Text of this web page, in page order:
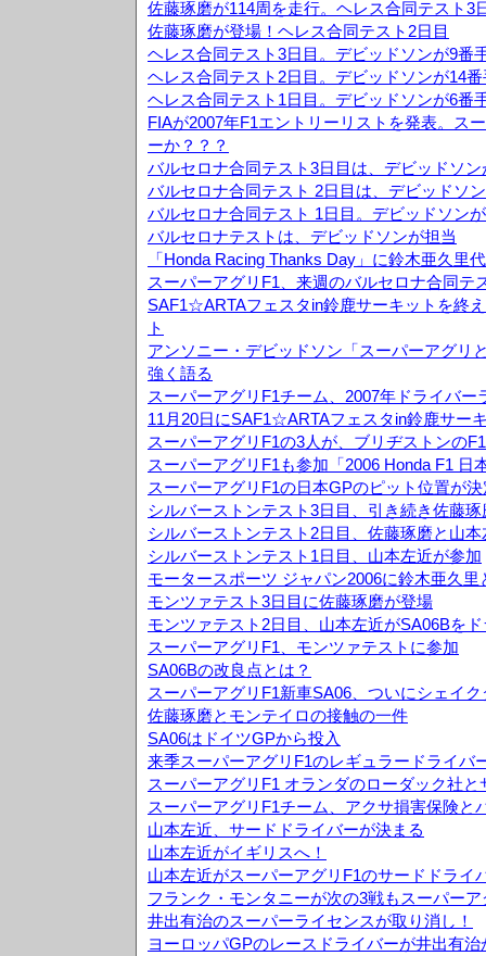
佐藤琢磨が114周を走行。ヘレス合同テスト3
佐藤琢磨が登場！ヘレス合同テスト2日目
ヘレス合同テスト3日目。デビッドソンが9番
ヘレス合同テスト2日目。デビッドソンが14
ヘレス合同テスト1日目。デビッドソンが6番
FIAが2007年F1エントリーリストを発表。ス
ーか？？？
バルセロナ合同テスト3日目は、デビッドソン
バルセロナ合同テスト 2日目は、デビッドソ
バルセロナ合同テスト 1日目。デビッドソン
バルセロナテストは、デビッドソンが担当
「Honda Racing Thanks Day」に鈴木亜久里
スーパーアグリF1、来週のバルセロナ合同テ
SAF1☆ARTAフェスタin鈴鹿サーキットを終
ト
アンソニー・デビッドソン「スーパーアグリ
強く語る
スーパーアグリF1チーム、2007年ドライバー
11月20日にSAF1☆ARTAフェスタin鈴鹿サー
スーパーアグリF1の3人が、ブリヂストンの
スーパーアグリF1も参加「2006 Honda F1 日
スーパーアグリF1の日本GPのピット位置が決
シルバーストンテスト3日目、引き続き佐藤
シルバーストンテスト2日目、佐藤琢磨と山
シルバーストンテスト1日目、山本左近が参加
モータースポーツ ジャパン2006に鈴木亜久
モンツァテスト3日目に佐藤琢磨が登場
モンツァテスト2日目、山本左近がSA06Bを
スーパーアグリF1、モンツァテストに参加
SA06Bの改良点とは？
スーパーアグリF1新車SA06、ついにシェイ
佐藤琢磨とモンテイロの接触の一件
SA06はドイツGPから投入
来季スーパーアグリF1のレギュラードライバ
スーパーアグリF1 オランダのローダック社
スーパーアグリF1チーム、アクサ損害保険と
山本左近、サードドライバーが決まる
山本左近がイギリスへ！
山本左近がスーパーアグリF1のサードドライ
フランク・モンタニーが次の3戦もスーパー
井出有治のスーパーライセンスが取り消し！
ヨーロッパGPのレースドライバーが井出有